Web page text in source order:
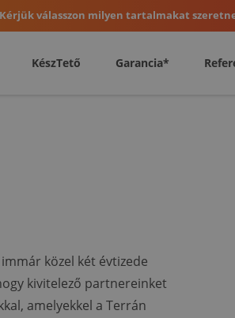
Kérjük válasszon milyen tartalmakat
KészTető Garancia*
közel két évtizede
kivitelező partnereinket
amelyekkel a Terrán